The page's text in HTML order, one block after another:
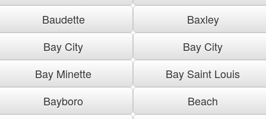
Baudette
Baxley
Bay City
Bay City
Bay Minette
Bay Saint Louis
Bayboro
Beach